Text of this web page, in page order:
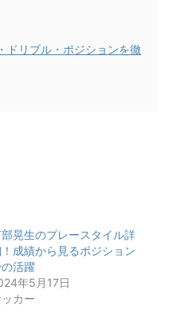
ドリブル・ポジションを徹
晃生のプレースタイル詳
成績から見るポジション
活躍
年5月17日
カー